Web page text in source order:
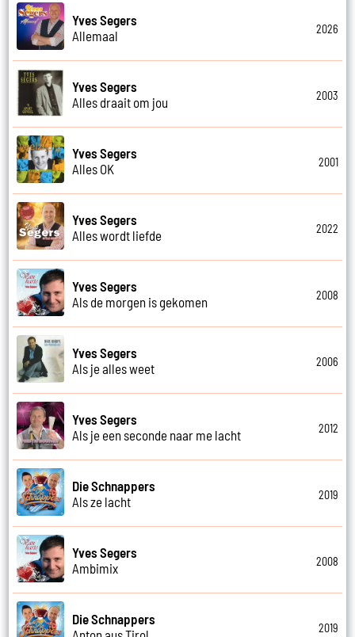
Yves Segers
Allemaal
2026
Yves Segers
Alles draait om jou
2003
Yves Segers
Alles OK
2001
Yves Segers
Alles wordt liefde
2022
Yves Segers
Als de morgen is gekomen
2008
Yves Segers
Als je alles weet
2006
Yves Segers
Als je een seconde naar me lacht
2012
Die Schnappers
Als ze lacht
2019
Yves Segers
Ambimix
2008
Die Schnappers
2019